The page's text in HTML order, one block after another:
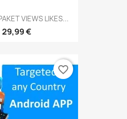
VIEWS LIKES...
29,99 €
favorite_border